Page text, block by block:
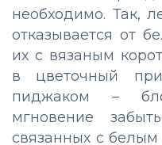
необходимо. Так,
отказывается от
их с вязаным
в цветочный
пиджаком –
мгновение
связанных с